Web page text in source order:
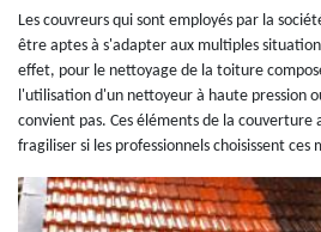
Les couvreurs qui sont employés par la
être aptes à s'adapter aux multiples
effet, pour le nettoyage de la toiture
l'utilisation d'un nettoyeur à haute pression
convient pas. Ces éléments de la couverture
fragiliser si les professionnels choisissent ces